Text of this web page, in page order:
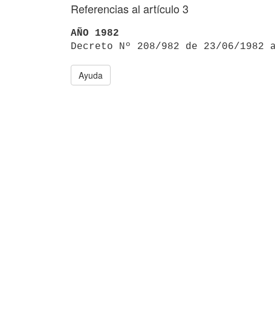
Referencias al artículo 3
AÑO 1982
Decreto Nº 208/982 de 23/06/
Ayuda